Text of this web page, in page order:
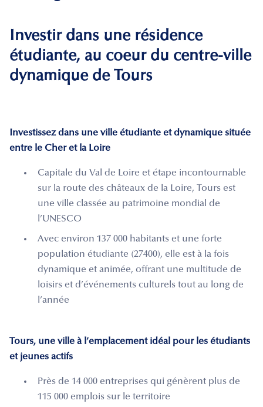
Investir dans une résidence
étudiante, au coeur du centre-ville
dynamique de Tours
Investissez dans une ville étudiante et dynamique située
entre le Cher et la Loire
Capitale du Val de Loire et étape incontournable
sur la route des châteaux de la Loire, Tours est
une ville classée au patrimoine mondial de
l’UNESCO
Avec environ 137 000 habitants et une forte
population étudiante (27400), elle est à la fois
dynamique et animée, offrant une multitude de
loisirs et d’événements culturels tout au long de
l’année
Tours, une ville à l’emplacement idéal pour les étudiants
et jeunes actifs
Près de 14 000 entreprises qui génèrent plus de
115 000 emplois sur le territoire